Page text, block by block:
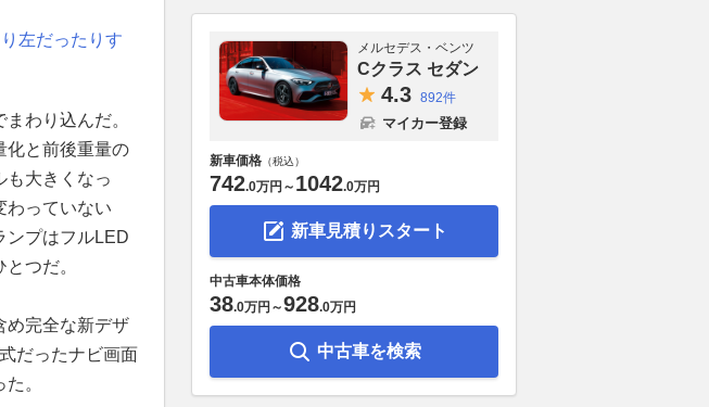
左だったりす
わり込んだ。
化と前後重量の
も大きくなっ
わっていない
ンプはフルLED
つだ。
め完全な新デザ
だったナビ画面
。
メルセデス・ベンツ
Cクラス セダン
4.3 892件
マイカー登録
新車価格 （税込）
742.0万円 ～ 1042.0万円
新車見積りスタート
中古車本体価格
38.0万円 ～928.0万円
中古車を検索